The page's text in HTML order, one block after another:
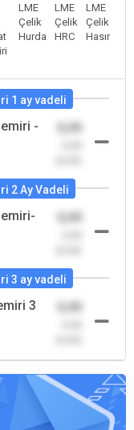
LME
Çelik
Hurda
LME
Çelik
HRC
LME
Çelik
Hasır
1 ay vadeli
-
2 Ay Vadeli
3 ay vadeli
3